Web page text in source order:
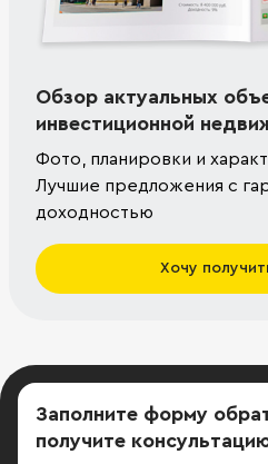
Обзор актуальных
инвестиционной
Фото, планировки и
Лучшие предложения с
доходностью
Хочу
Заполните форму
получите